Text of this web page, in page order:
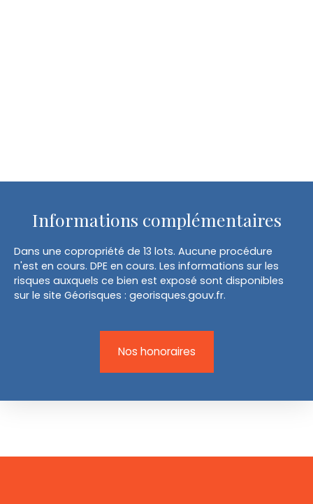
Informations complémentaires
Dans une copropriété de 13 lots. Aucune procédure
n'est en cours. DPE en cours. Les informations sur les
risques auxquels ce bien est exposé sont disponibles
sur le site Géorisques : georisques.gouv.fr.
Nos honoraires